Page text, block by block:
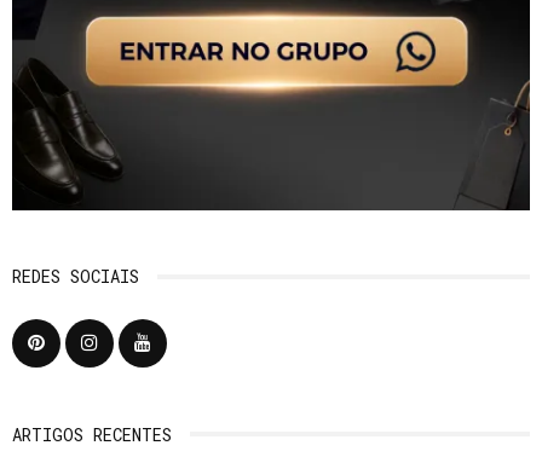
REDES SOCIAIS
ARTIGOS RECENTES